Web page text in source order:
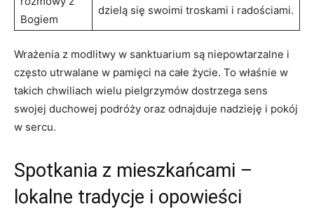
Bogiem
dzielą się swoimi troskami i radościami.
Wrażenia z modlitwy w sanktuarium są niepowtarzalne i
często utrwalane w pamięci na całe życie. To właśnie w
takich chwiliach wielu pielgrzymów dostrzega sens
swojej duchowej podróży oraz odnajduje nadzieję i pokój
w sercu.
Spotkania z mieszkańcami –
lokalne tradycje i opowieści